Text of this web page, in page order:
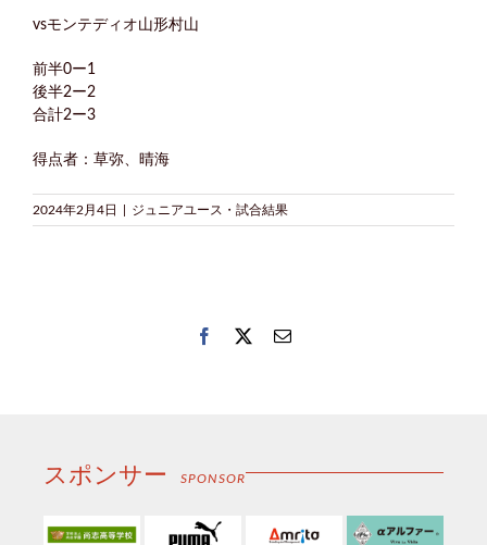
vsモンテディオ山形村山
前半0ー1
後半2ー2
合計2ー3
得点者：草弥、晴海
2024年2月4日 ジュニアユース・試合結果
Facebook
Twitter電
スポンサー SPONSOR